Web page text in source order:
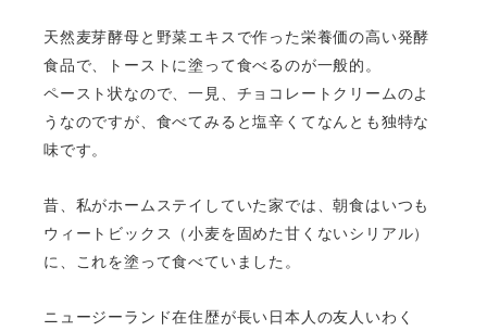
天然麦芽酵母と野菜エキスで作った栄養価の高い発酵
食品で、トーストに塗って食べるのが一般的。
ペースト状なので、一見、チョコレートクリームのよ
うなのですが、食べてみると塩辛くてなんとも独特な
味です。
昔、私がホームステイしていた家では、朝食はいつも
ウィートビックス（小麦を固めた甘くないシリアル）
に、これを塗って食べていました。
ニュージーランド在住歴が長い日本人の友人いわく